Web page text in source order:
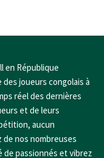
en République
joueurs congolais à
réel des dernières
et de leurs
aucun
nos nombreuses
passionnés et vibrez